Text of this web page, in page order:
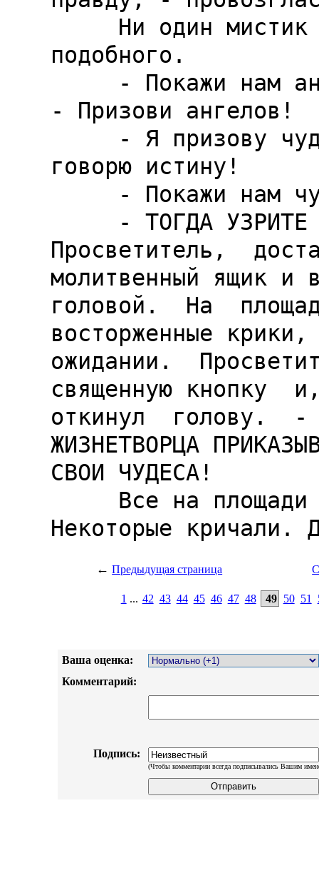
← Предыдущая страница
1 ... 42 43 44 45 46 47 48 49 50 51
Ваша оценка:
Комментарий:
Подпись:
(Чтобы комментарии всегда подписывались Вашим